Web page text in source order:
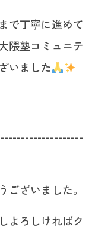
で丁寧に進めて
隈塾コミュニテ
いました
ざいました。
よろしければク